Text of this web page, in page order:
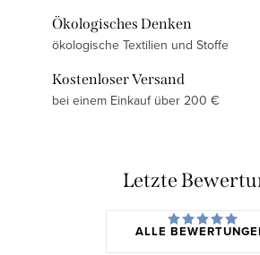
Ökologisches Denken
ökologische Textilien und Stoffe
Kostenloser Versand
bei einem Einkauf über 200 €
Letzte
ALLE